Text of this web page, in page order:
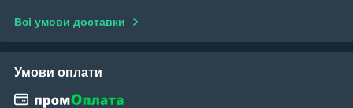
Всі умови доставки
Умови оплати